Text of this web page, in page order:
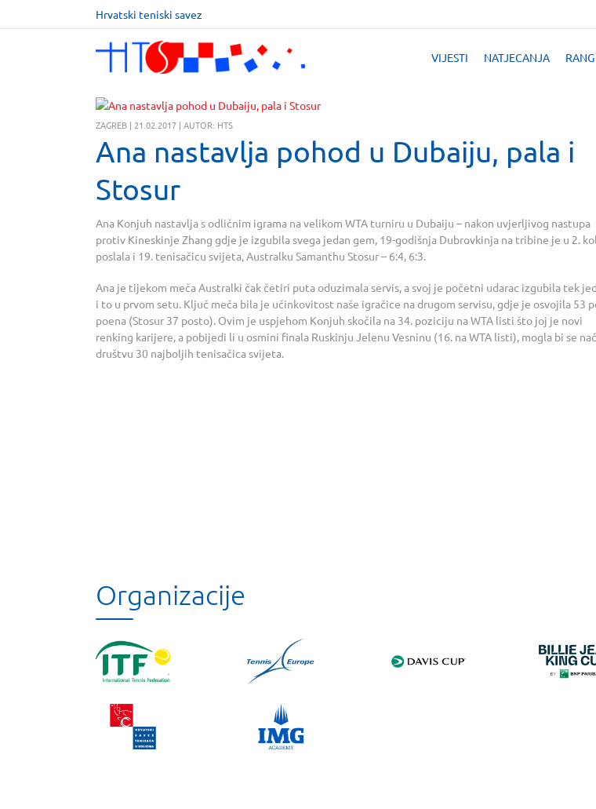
Hrvatski teniski savez
VIJESTI NATJECANJA
ZAGREB | 21.02.2017 | AUTOR: HTS
Ana nastavlja pohod u Dubaiju, pala i
Stosur
Ana Konjuh nastavlja s odličnim igrama na velikom WTA turniru u Dubaiju – nakon uvjerljivog nastupa
protiv Kineskinje Zhang gdje je izgubila svega jedan gem, 19-godišnja Dubrovkinja na tribine je u 2.
poslala i 19. tenisačicu svijeta, Australku Samanthu Stosur – 6:4, 6:3.
Ana je tijekom meča Australki čak četiri puta oduzimala servis, a svoj je početni udarac izgubila tek
i to u prvom setu. Ključ meča bila je učinkovitost naše igračice na drugom servisu, gdje je osvojila 53
poena (Stosur 37 posto). Ovim je uspjehom Konjuh skočila na 34. poziciju na WTA listi što joj je novi
renking karijere, a pobijedi li u osmini finala Ruskinju Jelenu Vesninu (16. na WTA listi), mogla bi se
društvu 30 najboljih tenisačica svijeta.
Organizacije